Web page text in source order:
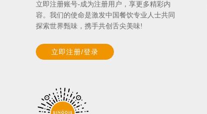
立即注册账号-成为注册用户，享更多精彩内
容。我们的使命是激发中国餐饮专业人士共同
探索世界甄味，携手共创舌尖美味!
立即注册/登录